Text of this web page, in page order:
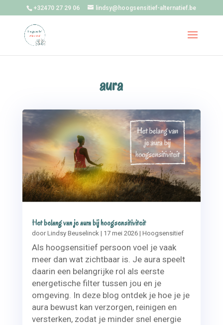
+32470 27 29 06 lindsy@hoogsensitief-alternatief.be
aura
Het belang van je aura bij hoogsensitiviteit
doorLindsy Beuselinck | 17 mei 2026| Hoogsensitief
Als hoogsensitief persoon voel je vaak
meer dan wat zichtbaar is. Je aura speelt
daarin een belangrijke rol als eerste
energetische filter tussen jou en je
omgeving. In deze blog ontdek je hoe je je
aura bewust kan verzorgen, reinigen en
versterken, zodat je minder snel energie